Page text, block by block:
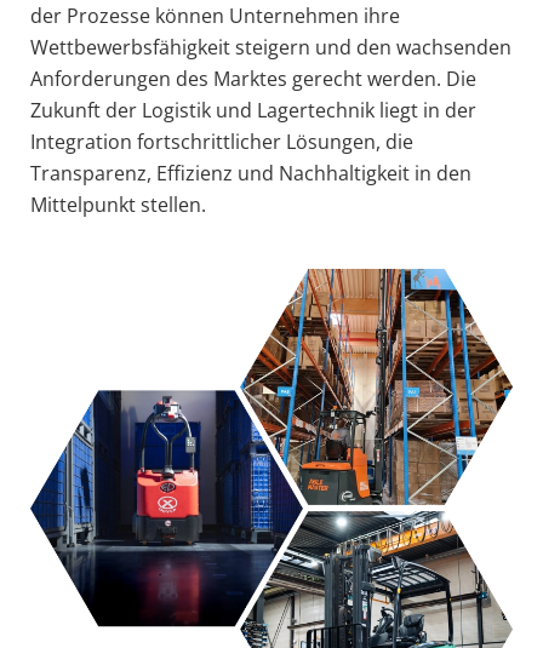
der Prozesse können Unternehmen ihre
Wettbewerbsfähigkeit steigern und den wachsenden
Anforderungen des Marktes gerecht werden. Die
Zukunft der Logistik und Lagertechnik liegt in der
Integration fortschrittlicher Lösungen, die
Transparenz, Effizienz und Nachhaltigkeit in den
Mittelpunkt stellen.